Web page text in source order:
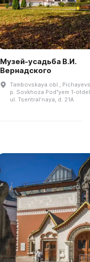
Музей-усадьба В.И.
Вернадского
Tambovskaya obl.,
p. Sovkhoza Podʺyem 1-
ul. Tsentralʹnaya, d. 21A